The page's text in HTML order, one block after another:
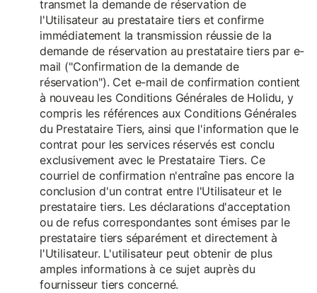
transmet la demande de réservation de
l'Utilisateur au prestataire tiers et confirme
immédiatement la transmission réussie de la
demande de réservation au prestataire tiers par e-
mail ("Confirmation de la demande de
réservation"). Cet e-mail de confirmation contient
à nouveau les Conditions Générales de Holidu, y
compris les références aux Conditions Générales
du Prestataire Tiers, ainsi que l'information que le
contrat pour les services réservés est conclu
exclusivement avec le Prestataire Tiers. Ce
courriel de confirmation n'entraîne pas encore la
conclusion d'un contrat entre l'Utilisateur et le
prestataire tiers. Les déclarations d'acceptation
ou de refus correspondantes sont émises par le
prestataire tiers séparément et directement à
l'Utilisateur. L'utilisateur peut obtenir de plus
amples informations à ce sujet auprès du
fournisseur tiers concerné.